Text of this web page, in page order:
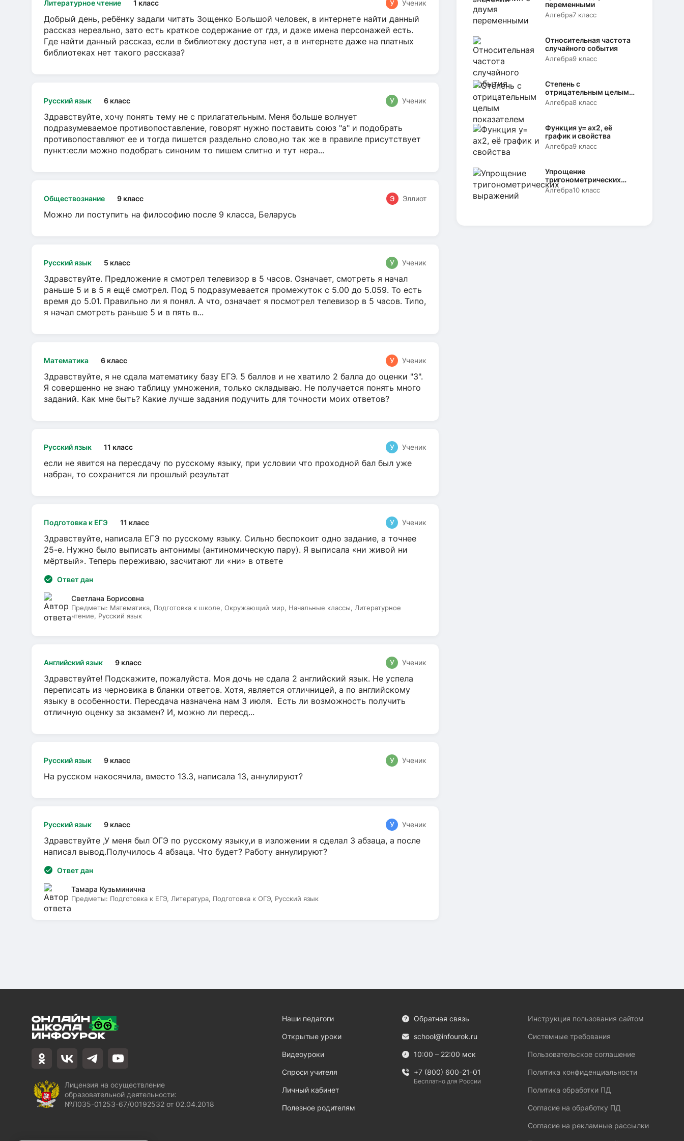
переменными
Алгебра7 класс
Относительная частота
случайного события
Алгебра9 класс
Степень с
отрицательным целым
показателем
Алгебра8 класс
Функция y= аx2, её
график и свойства
Алгебра9 класс
Упрощение
тригонометрических
выражений
Алгебра10 класс
Литературное чтение 1 класс У Ученик
Добрый день, ребёнку задали читать Зощенко Большой человек, в интернете найти данный
рассказ нереально, зато есть краткое содержание от гдз, и даже имена персонажей есть.
Где найти данный рассказ, если в библиотеку доступа нет, а в интернете даже на платных
библиотеках нет такого рассказа?
Русский язык 6 класс У Ученик
Здравствуйте, хочу понять тему не с прилагательным. Меня больше волнует
подразумеваемое противопоставление, говорят нужно поставить союз "а" и подобрать
противопоставляют ее и тогда пишется раздельно слово,но так же в правиле присутствует
пункт:если можно подобрать синоним то пишем слитно и тут нера...
Обществознание 9 класс Э Эллиот
Можно ли поступить на философию после 9 класса, Беларусь
Русский язык 5 класс У Ученик
Здравствуйте. Предложение я смотрел телевизор в 5 часов. Означает, смотреть я начал
раньше 5 и в 5 я ещё смотрел. Под 5 подразумевается промежуток с 5.00 до 5.059. То есть
время до 5.01. Правильно ли я понял. А что, означает я посмотрел телевизор в 5 часов. Типо,
я начал смотреть раньше 5 и в пять в...
Математика 6 класс У Ученик
Здравствуйте, я не сдала математику базу ЕГЭ. 5 баллов и не хватило 2 балла до оценки "3".
Я совершенно не знаю таблицу умножения, только складываю. Не получается понять много
заданий. Как мне быть? Какие лучше задания подучить для точности моих ответов?
Русский язык 11 класс У Ученик
если не явится на пересдачу по русскому языку, при условии что проходной бал был уже
набран, то сохранится ли прошлый результат
Подготовка к ЕГЭ 11 класс У Ученик
Здравствуйте, написала ЕГЭ по русскому языку. Сильно беспокоит одно задание, а точнее
25-е. Нужно было выписать антонимы (антиномическую пару). Я выписала «ни живой ни
мёртвый». Теперь переживаю, засчитают ли «ни» в ответе
Ответ дан
Светлана Борисовна
Предметы: Математика, Подготовка к школе, Окружающий мир, Начальные классы, Литературное
чтение, Русский язык
Английский язык 9 класс У Ученик
Здравствуйте! Подскажите, пожалуйста. Моя дочь не сдала 2 английский язык. Не успела
переписать из черновика в бланки ответов. Хотя, является отличницей, а по английскому
языку в особенности. Пересдача назначена нам 3 июля. Есть ли возможность получить
отличную оценку за экзамен? И, можно ли пересд...
Русский язык 9 класс У Ученик
На русском накосячила, вместо 13.3, написала 13, аннулируют?
Русский язык 9 класс У Ученик
Здравствуйте ,У меня был ОГЭ по русскому языку,и в изложении я сделал 3 абзаца, а после
написал вывод.Получилось 4 абзаца. Что будет? Работу аннулируют?
Ответ дан
Тамара Кузьминична
Предметы: Подготовка к ЕГЭ, Литература, Подготовка к ОГЭ, Русский язык
Лицензия на осуществление
образовательной деятельности:
№Л035-01253-67/00192532 от 02.04.2018
Наши педагоги
Открытые уроки
Видеоуроки
Спроси учителя
Личный кабинет
Полезное родителям
Обратная связь
school@infourok.ru
10:00 – 22:00 мск
+7 (800) 600-21-01
Бесплатно для России
Инструкция пользования сайтом
Системные требования
Пользовательское соглашение
Политика конфиденциальности
Политика обработки ПД
Согласие на обработку ПД
Согласие на рекламные рассылки